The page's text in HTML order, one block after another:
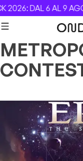
Skip to content
2026: DAL 6 AL 9